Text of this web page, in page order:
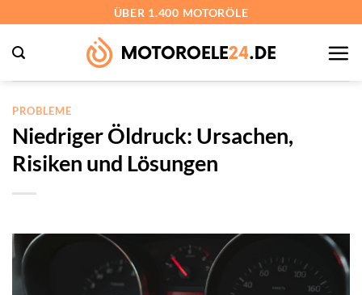
springen
ÜBER 1.400 MOTORÖLE
PROBLEME
Niedriger Öldruck: Ursachen,
Risiken und Lösungen